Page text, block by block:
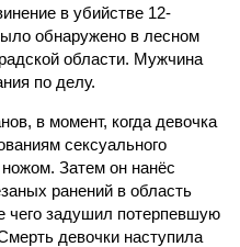
в убийстве 12-
обнаружено в лесном
области. Мужчина
по делу.
в момент, когда девочка
сексуального
Затем он нанёс
ранений в область
чего задушил потерпевшую
девочки наступила